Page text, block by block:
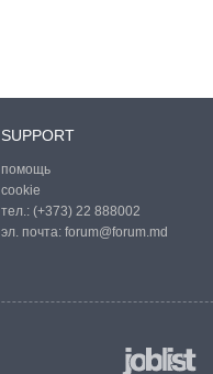
SUPPORT
помощь
cookie
тел.: (+373) 22 888002
эл. почта: forum@forum.md